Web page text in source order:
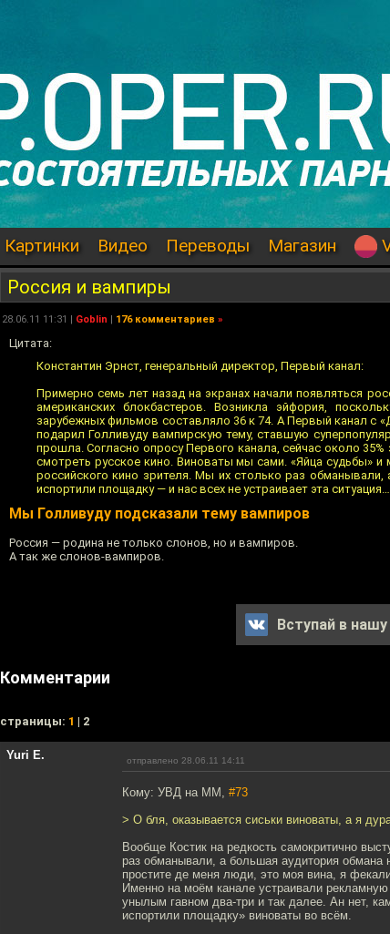
Картинки Видео Переводы Магазин
Россия и вампиры
28.06.11 11:31 | Goblin | 176 комментариев »
Цитата:
Константин Эрнст, генеральный директор, Первый канал:
Примерно семь лет назад на экранах начали появляться
американских блокбастеров. Возникла эйфория,
зарубежных фильмов составляло 36 к 74. А Первый канал с
подарил Голливуду вампирскую тему, ставшую
прошла. Согласно опросу Первого канала, сейчас около
смотреть русское кино. Виноваты мы сами. «Яйца судьбы»
российского кино зрителя. Мы их столько раз
испортили площадку — и нас всех не устраивает эта ситуация…
Мы Голливуду подсказали тему вампиров
Россия — родина не только слонов, но и вампиров.
А так же слонов-вампиров.
Вступай в нашу
Комментарии
cтраницы: 1 | 2
Yuri E. отправлено 28.06.11 14:11
Кому: УВД на ММ, #73
> О бля, оказывается сиськи виноваты, а я
Вообще Костик на редкость самокритично
раз обманывали, а большая аудитория обмана
простите де меня люди, это моя вина, я
Именно на моём канале устраивали
унылым гавном два-три и так далее. Ан нет,
испортили площадку» виноваты во всём.